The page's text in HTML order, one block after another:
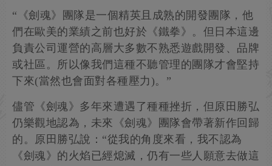
“《劍魂》團隊是一個精英且成熟的開發團隊，他
們在歐美的業績之前也好於《鐵拳》。但日本這邊
負責公司運營的高層大多數不熟悉遊戲開發、品牌
或社區。所以像我們這種不聽管理的團隊才會堅持
下來(當然也會面對各種壓力)。”
儘管《劍魂》多年來遭遇了種種挫折，但原田勝弘
仍樂觀地認為，未來《劍魂》團隊會帶著新作回歸
的。原田勝弘說：“從我的角度來看，我不認為
《劍魂》的火焰已經熄滅，仍有一些人願意去做這